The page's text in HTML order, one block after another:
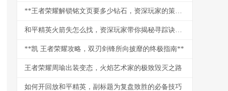
**王者荣耀解锁铭文页要多少钻石，资深玩家的策略与情怀**
和平精英火箭失怎么找，资深玩家带你揭秘寻踪诀窍副标题
**凯 王者荣耀攻略，双刃剑锋所向披靡的终极指南**
王者荣耀周瑜出装变态，火焰艺术家的极致毁灭之路
如何开回放和平精英，副标题为复盘致胜的必备技巧